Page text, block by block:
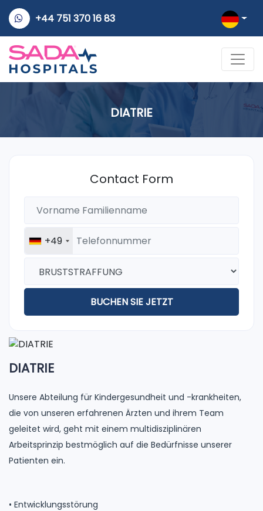
+44 751 370 16 83
DIATRIE
Contact Form
+49
BUCHEN SIE JETZT
DIATRIE
Unsere Abteilung für Kindergesundheit und -krankheiten,
die von unseren erfahrenen Ärzten und ihrem Team
geleitet wird, geht mit einem multidisziplinären
Arbeitsprinzip bestmöglich auf die Bedürfnisse unserer
Patienten ein.
• Entwicklungsstörung